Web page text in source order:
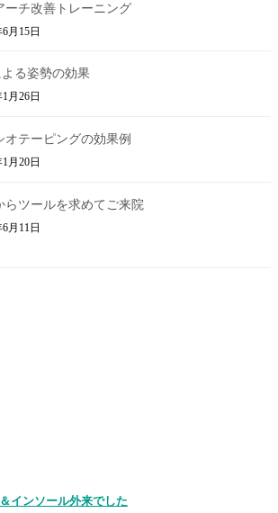
ーチ改善トレーニング
月15日
る姿勢の効果
月26日
オテーピングの効果例
月20日
らツールを求めてご来院
月11日
インソール外来でした